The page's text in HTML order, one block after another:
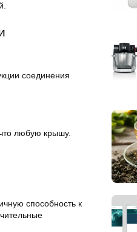
соединения
любую крышу.
способность к